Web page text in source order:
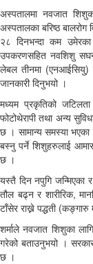
अस्पतालमा नवजात
अस्पतालका बरिष्ठ बालरोग
२८ दिनभन्दा कम
उपकरणसहित नवशिशु
लेबल तीनमा (एनआईसियु)
जानकारी दिनुभयो ।
मध्यम प्रकृतिको
फोटोथेरापी तथा अन्य
छ । सामान्य समस्या
बस्नु पर्ने शिशुहरुलाई
छ ।
यस्तै दिन नपुगि जन्मिएका
तौल बढ्न र शारीरिक,
टाँसेर राख्ने पद्धती
शर्माले नवजात शिशुका
गरेको बताउनुभयो ।
छ ।